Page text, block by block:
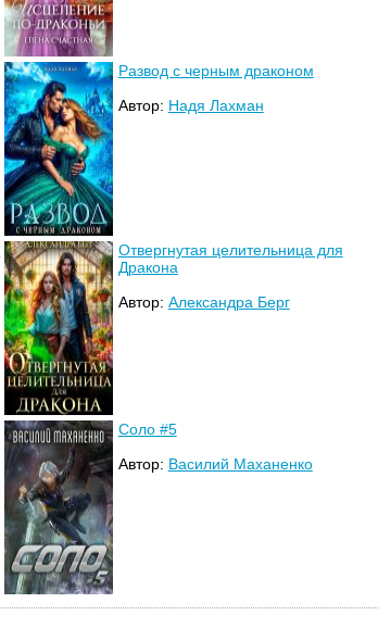
Развод с черным драконом
Автор: Надя Лахман
Отвергнутая целительница для
Дракона
Автор: Александра Берг
Соло #5
Автор: Василий Маханенко